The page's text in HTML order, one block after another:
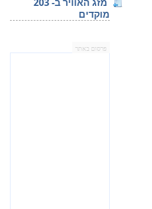
מוקדים
פרסום באתר